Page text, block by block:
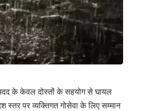
के केवल दोस्तों के सहयोग से घायल
स्तर पर व्यक्तिगत गोसेवा के लिए सम्मान